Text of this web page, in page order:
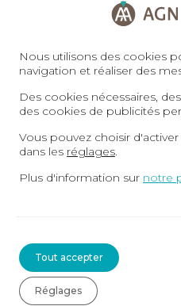
pour répondre à toutes
Nos
prendre rendez-vous
www.agn-avocats.fr.
AGN
DROIT CONTRATS &
Nous utilisons des cookies
navigation et réaliser des
Des cookies nécessaires,
des cookies de publicités
Vous pouvez choisir
dans les réglages
Plus d'information sur notre
Tout accepter
Réglages